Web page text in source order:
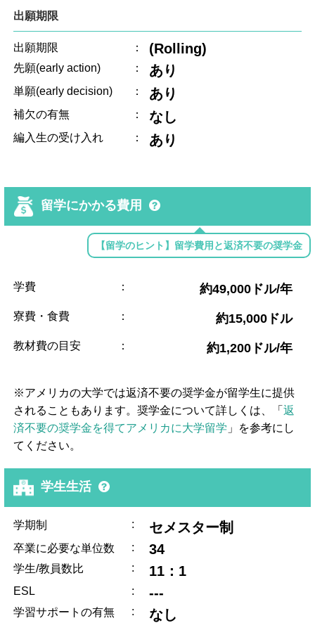
出願期限
出願期限 ： (Rolling)
先願(early action) ： あり
単願(early decision) ： あり
補欠の有無 ： なし
編入生の受け入れ ： あり
留学にかかる費用
【留学のヒント】留学費用と返済不要の奨学金
学費 ： 約49,000ドル/年
寮費・食費 ： 約15,000ドル
教材費の目安 ： 約1,200ドル/年
※アメリカの大学では返済不要の奨学金が留学生に提供
されることもあります。奨学金について詳しくは、「返
済不要の奨学金を得てアメリカに大学留学 」を参考にし
てください。
学生生活
学期制 : セメスター制
卒業に必要な単位数 : 34
学生/教員数比 : 11：1
ESL : ---
学習サポートの有無 : なし